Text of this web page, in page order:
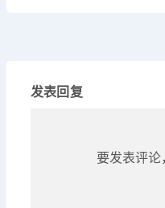
发表回复
要发表评论